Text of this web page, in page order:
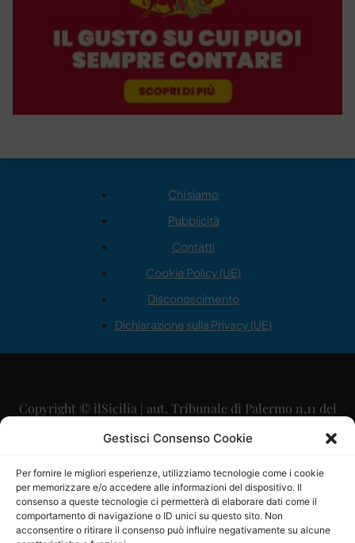
Gestisci Consenso Cookie
Per fornire le migliori esperienze, utilizziamo tecnologie come i cookie
per memorizzare e/o accedere alle informazioni del dispositivo. Il
consenso a queste tecnologie ci permetterà di elaborare dati come il
comportamento di navigazione o ID unici su questo sito. Non
acconsentire o ritirare il consenso può influire negativamente su alcune
Chi siamo
Pubblicità
Contatti
Cookie Policy (UE)
Disconoscimento
Dichiarazione sulla Privacy (UE)
Copyright © ilSicilia | aut. Tribunale di Palermo n.11 del
29/09/2015
Direttore Editoriale: Maurizio Scaglione
Direttore Responsabile: Maria Calabrese